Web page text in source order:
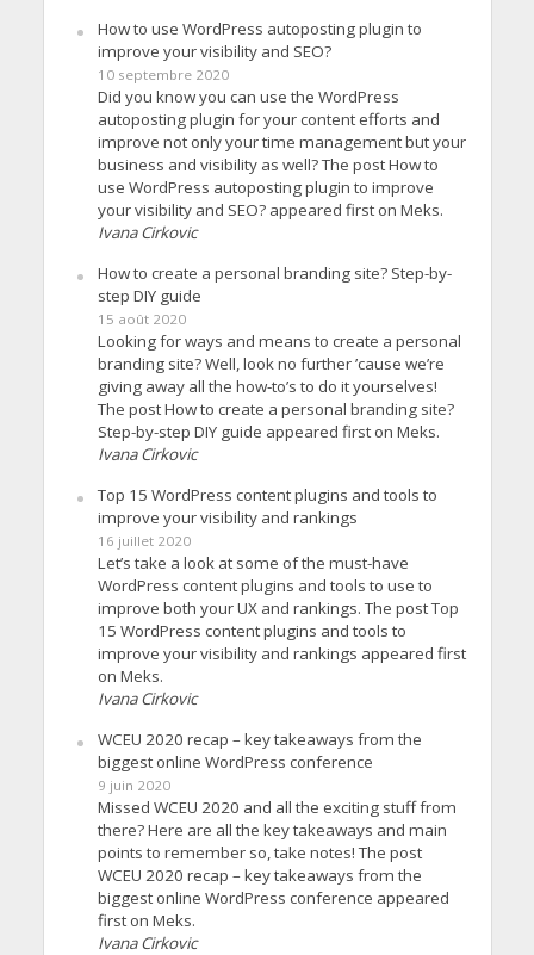
How to use WordPress autoposting plugin to
improve your visibility and SEO?
10 septembre 2020
Did you know you can use the WordPress
autoposting plugin for your content efforts and
improve not only your time management but your
business and visibility as well? The post How to
use WordPress autoposting plugin to improve
your visibility and SEO? appeared first on Meks.
Ivana Cirkovic
How to create a personal branding site? Step-by-
step DIY guide
15 août 2020
Looking for ways and means to create a personal
branding site? Well, look no further ’cause we’re
giving away all the how-to’s to do it yourselves!
The post How to create a personal branding site?
Step-by-step DIY guide appeared first on Meks.
Ivana Cirkovic
Top 15 WordPress content plugins and tools to
improve your visibility and rankings
16 juillet 2020
Let’s take a look at some of the must-have
WordPress content plugins and tools to use to
improve both your UX and rankings. The post Top
15 WordPress content plugins and tools to
improve your visibility and rankings appeared first
on Meks.
Ivana Cirkovic
WCEU 2020 recap – key takeaways from the
biggest online WordPress conference
9 juin 2020
Missed WCEU 2020 and all the exciting stuff from
there? Here are all the key takeaways and main
points to remember so, take notes! The post
WCEU 2020 recap – key takeaways from the
biggest online WordPress conference appeared
first on Meks.
Ivana Cirkovic